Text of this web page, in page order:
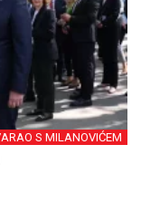
S MILANOVIĆEM